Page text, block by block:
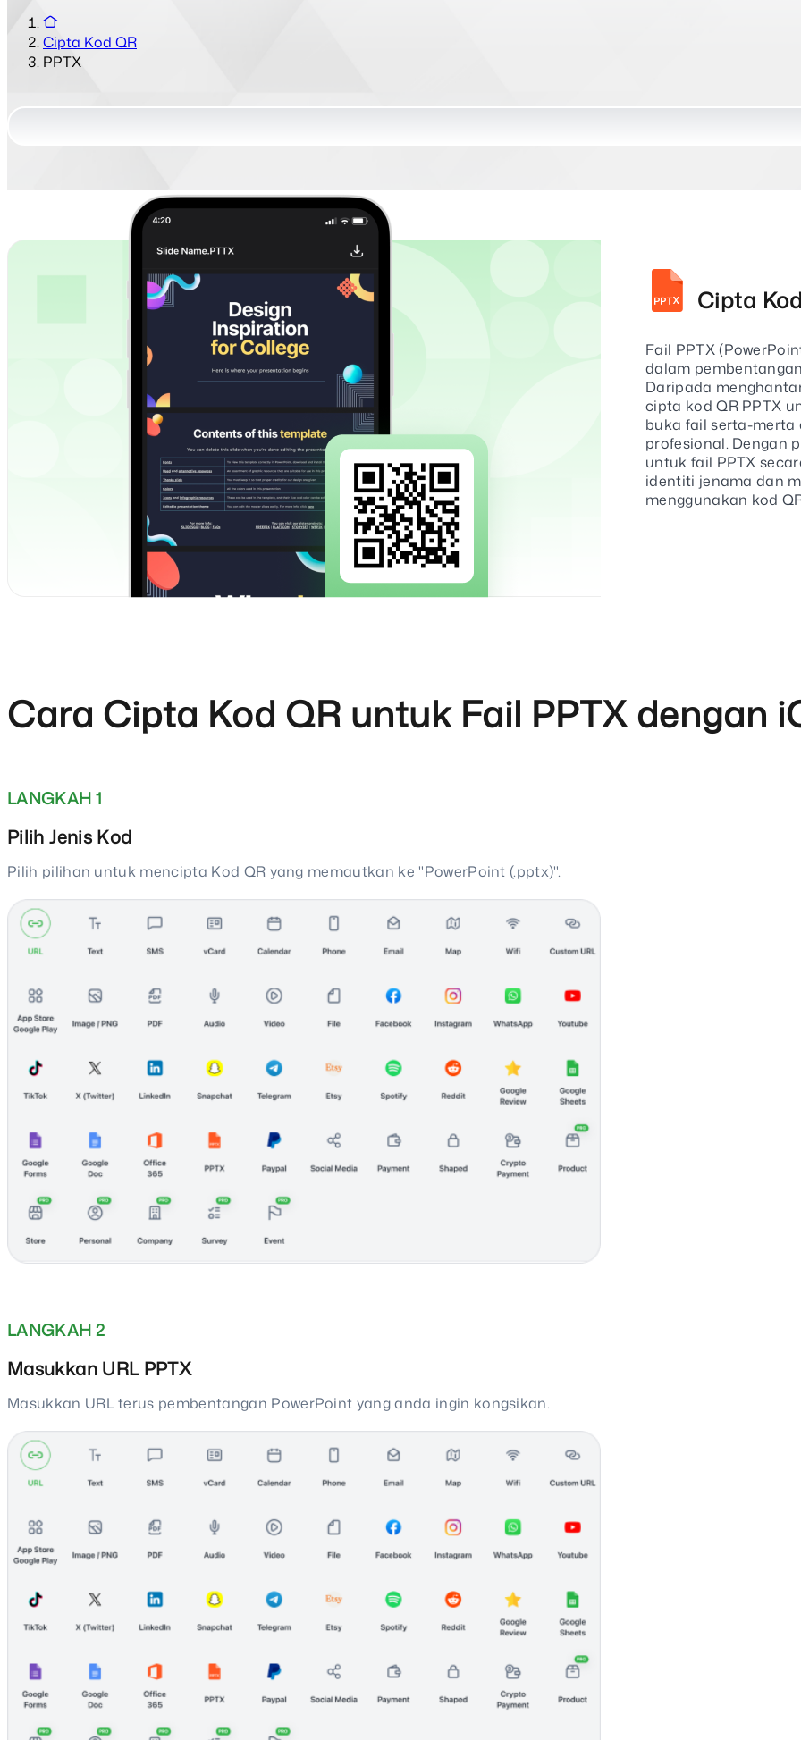
Cipta Kod QR
PPTX
Cipta
Fail PPTX
dalam
Daripada
cipta kod QR PPTX
buka fail serta-merta
profesional. Dengan
untuk fail PPTX
identiti jenama dan
menggunakan kod
Cara Cipta Kod QR untuk Fail PPTX dengan
LANGKAH 1
Pilih Jenis Kod
Pilih pilihan untuk mencipta Kod QR yang memautkan ke "PowerPoint (.pptx)".
LANGKAH 2
Masukkan URL PPTX
Masukkan URL terus pembentangan PowerPoint yang anda ingin kongsikan.